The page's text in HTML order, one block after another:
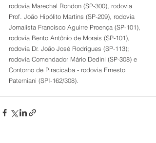
rodovia Marechal Rondon (SP-300), rodovia
Prof. João Hipólito Martins (SP-209), rodovia
Jornalista Francisco Aguirre Proença (SP-101),
rodovia Bento Antônio de Morais (SP-101),
rodovia Dr. João José Rodrigues (SP-113);
rodovia Comendador Mário Dedini (SP-308) e
Contorno de Piracicaba - rodovia Ernesto
Paterniani (SPI-162/308).